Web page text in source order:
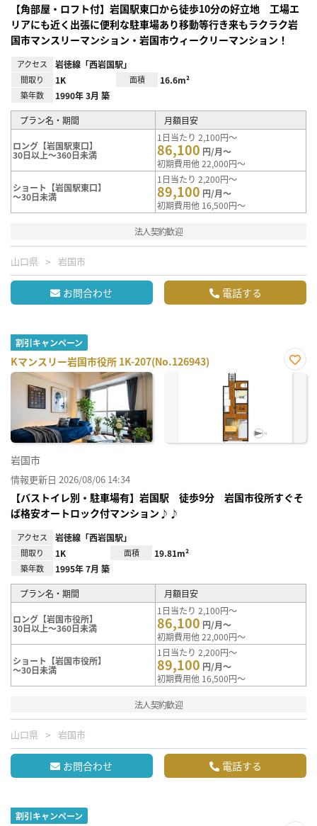
【角部屋・ロフト付】岩国駅東口から徒歩10分の好立地 工場エ
リアにも近く出張に便利な駐車場あり移動等行き来もラクラク岩
国市マンスリーマンション・岩国市ウィークリーマンション！
アクセス 岩徳線「西岩国駅」
間取り 1K 面積 16.6m²
築年数 1990年 3月 築
プラン名・期間 月額目安
ロング【岩国駅東口】
30日以上～360日未満
1日当たり 2,100円～
86,100 円/月～
初期費用他 22,000円～
ショート【岩国駅東口】
～30日未満
1日当たり 2,200円～
89,100 円/月～
初期費用他 16,500円～
法人契約歓迎
山口県 岩国市
お問合わせ 電話する
割引キャンペーン
Kマンスリー岩国市役所 1K-207(No.126943)
お気
岩国市
情報更新日 2026/08/06 14:34
【バストイレ別・駐車場有】岩国駅 徒歩9分 岩国市役所すぐそ
ば格安オートロック付マンション♪♪
アクセス 岩徳線「西岩国駅」
間取り 1K 面積 19.81m²
築年数 1995年 7月 築
プラン名・期間 月額目安
ロング【岩国市役所】
30日以上～360日未満
1日当たり 2,100円～
86,100 円/月～
初期費用他 22,000円～
ショート【岩国市役所】
～30日未満
1日当たり 2,200円～
89,100 円/月～
初期費用他 16,500円～
法人契約歓迎
山口県 岩国市
お問合わせ 電話する
割引キャンペーン